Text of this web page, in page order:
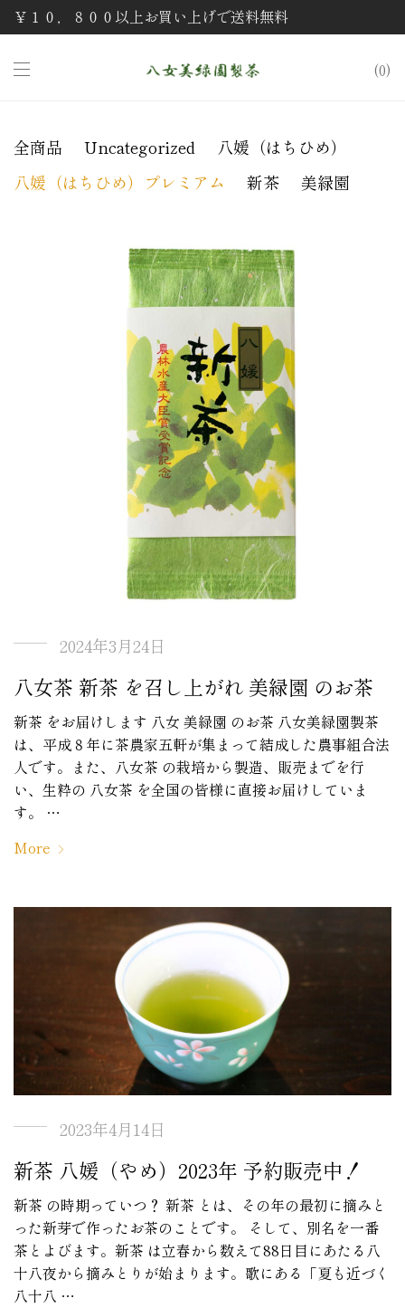
￥１０，８００以上お買い上げで送料無料
0
全商品 Uncategorized
八媛（はちひめ）
八媛（はちひめ）プレミアム
新茶 美緑園
2024年3月24日
八女茶 新茶 を召し上がれ 美緑園 のお茶
新茶 をお届けします 八女 美緑園 のお茶 八女美緑園製茶
は、平成８年に茶農家五軒が集まって結成した農事組合法
人です。また、八女茶 の栽培から製造、販売までを行
い、生粋の 八女茶 を全国の皆様に直接お届けしていま
す。 …
More
2023年4月14日
新茶 八媛（やめ）2023年 予約販売中！
新茶 の時期っていつ？ 新茶 とは、その年の最初に摘みと
った新芽で作ったお茶のことです。 そして、別名を一番
茶とよびます。新茶 は立春から数えて88日目にあたる八
十八夜から摘みとりが始まります。歌にある「夏も近づく
八十八 …